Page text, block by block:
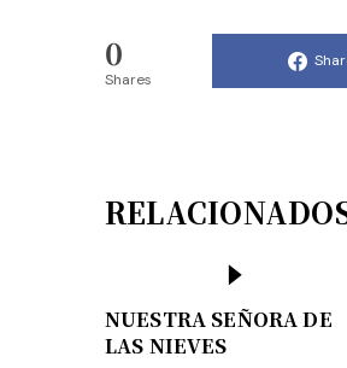
0
Shares
NUESTRA SEÑORA DE
LAS NIEVES